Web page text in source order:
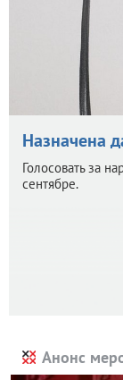
Назначена
Голосовать за
сентябре.
Анонс